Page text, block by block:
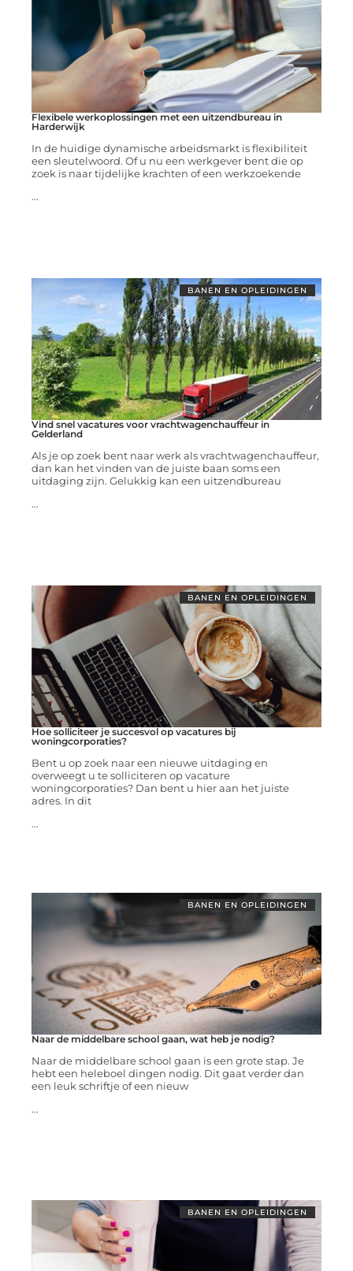
Flexibele werkoplossingen met een uitzendbureau in
Harderwijk
In de huidige dynamische arbeidsmarkt is flexibiliteit
een sleutelwoord. Of u nu een werkgever bent die op
zoek is naar tijdelijke krachten of een werkzoekende
...
BANEN EN OPLEIDINGEN
Vind snel vacatures voor vrachtwagenchauffeur in
Gelderland
Als je op zoek bent naar werk als vrachtwagenchauffeur,
dan kan het vinden van de juiste baan soms een
uitdaging zijn. Gelukkig kan een uitzendbureau
...
BANEN EN OPLEIDINGEN
Hoe solliciteer je succesvol op vacatures bij
woningcorporaties?
Bent u op zoek naar een nieuwe uitdaging en
overweegt u te solliciteren op vacature
woningcorporaties? Dan bent u hier aan het juiste
adres. In dit
...
BANEN EN OPLEIDINGEN
Naar de middelbare school gaan, wat heb je nodig?
Naar de middelbare school gaan is een grote stap. Je
hebt een heleboel dingen nodig. Dit gaat verder dan
een leuk schriftje of een nieuw
...
BANEN EN OPLEIDINGEN